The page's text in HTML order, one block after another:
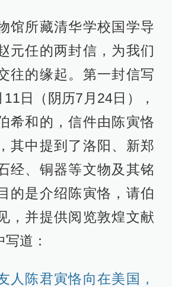
馆所藏清华学校国学导
元任的两封信，为我们
往的缘起。第一封信写
日（阴历7月24日），
希和的，信件由陈寅恪
其中提到了洛阳、新郑
经、铜器等文物及其铭
的是介绍陈寅恪，请伯
，并提供阅览敦煌文献
道：
人陈君寅恪向在美国，